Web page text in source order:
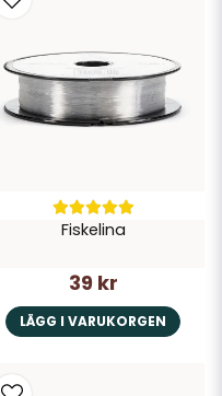
Fiskelina
39 kr
LÄGG I VARUKORGEN